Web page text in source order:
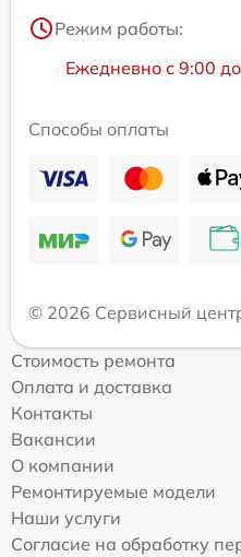
Режим работы:
Ежедневно с 9:00
Способы оплаты
© 2026 Сервисный
Стоимость ремонта
Оплата и доставка
Контакты
Вакансии
О компании
Ремонтируемые модели
Наши услуги
Согласие на обработку